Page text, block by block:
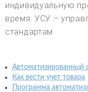
индивидуальную
время. УСУ –
стандартам.
Автоматизированный
Как вести учет товара
Программа